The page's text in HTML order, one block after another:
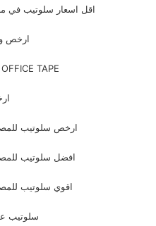
اقل اسعار سلوتيب في
ارخص
سلوتيب مكتبي للمكتبات OFFICE TAPE
ارخص سلوتيب
افضل سلوتيب
اقوي سلوتيب
سلوتيب